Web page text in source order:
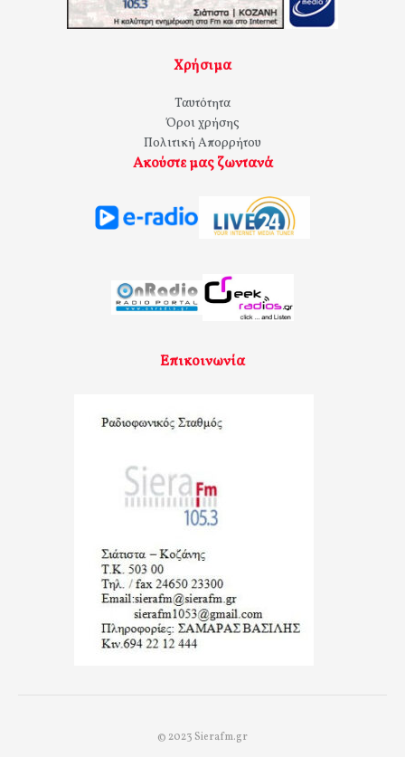
Χρήσιμα
Ταυτότητα
Όροι χρήσης
Πολιτική Απορρήτου
Ακούστε μας ζωντανά
Επικοινωνία
© 2023 Sierafm.gr